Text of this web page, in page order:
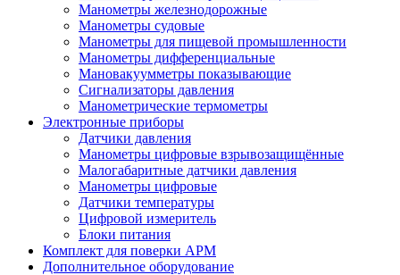
Манометры железнодорожные
Манометры судовые
Манометры для пищевой промышленности
Манометры дифференциальные
Мановакуумметры показывающие
Сигнализаторы давления
Манометрические термометры
Электронные приборы
Датчики давления
Манометры цифровые взрывозащищённые
Малогабаритные датчики давления
Манометры цифровые
Датчики температуры
Цифровой измеритель
Блоки питания
Комплект для поверки АРМ
Дополнительное оборудование